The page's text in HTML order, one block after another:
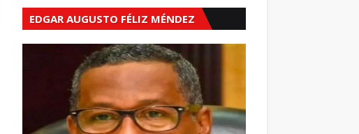
EDGAR AUGUSTO FÉLIZ MÉNDEZ